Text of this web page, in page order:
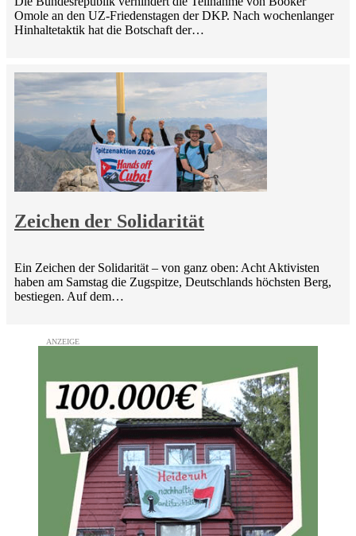
Omole an den UZ-Friedenstagen der DKP. Nach wochenlanger
Hinhaltetaktik hat die Botschaft der…
Zeichen der Solidarität
Ein Zeichen der Solidarität – von ganz oben: Acht Aktivisten
haben am Samstag die Zugspitze, Deutschlands höchsten Berg,
bestiegen. Auf dem…